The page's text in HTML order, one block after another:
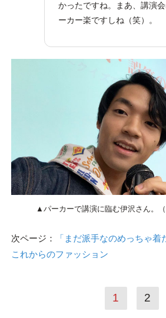
かったですね。まあ、講演
ーカー楽ですしね（笑）。
▲パーカーで講演に臨む伊沢さん。（
次ページ：
「まだ派手なのめっちゃ
これからのファッション
1 2